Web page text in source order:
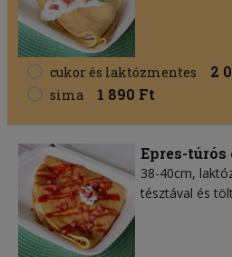
cukor és laktózmentes 2
sima 1 890 Ft
Epres-
38-40cm,
tésztával és